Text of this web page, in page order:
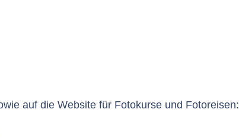
auf die Website für Fotokurse und Fotoreisen: